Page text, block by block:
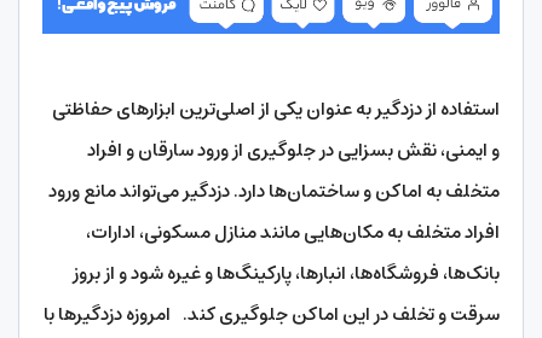
استفاده از دزدگیر به عنوان یکی از اصلی‌ترین ابزارهای حفاظتی
و ایمنی، نقش بسزایی در جلوگیری از ورود سارقان و افراد
متخلف به اماکن و ساختمان‌ها دارد. دزدگیر می‌تواند مانع ورود
افراد متخلف به مکان‌هایی مانند منازل مسکونی، ادارات،
بانک‌ها، فروشگاه‌ها، انبارها، پارکینگ‌ها و غیره شود و از بروز
سرقت و تخلف در این اماکن جلوگیری کند. امروزه دزدگیرها با